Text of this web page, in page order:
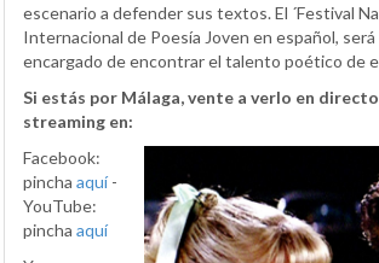
escenario a defender sus textos. El ´Festival
Internacional de Poesía Joven en español, será
encargado de encontrar el talento poético de
Si estás por Málaga, vente a verlo en
streaming en:
Facebook:
pincha aquí-
YouTube:
pincha aquí